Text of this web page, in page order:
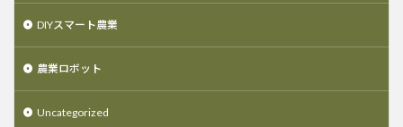
DIYスマート農業
農業ロボット
Uncategorized